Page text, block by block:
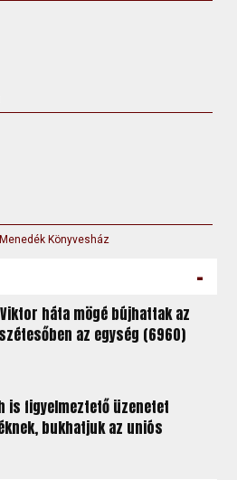
Könyvesház
-
háta mögé bújhattak az
az egység (6960)
is figyelmeztető üzenetet
bukhatjuk az uniós